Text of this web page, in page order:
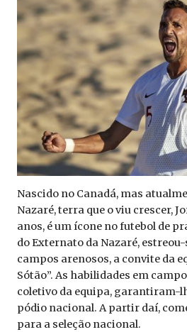
Nascido no Canadá, mas
Nazaré, terra que o viu crescer,
anos, é um ícone no futebol de
do Externato da Nazaré, estreou-
campos arenosos, a convite da
Sótão”. As habilidades em
coletivo da equipa, garantiram-
pódio nacional. A partir daí,
para a seleção nacional.